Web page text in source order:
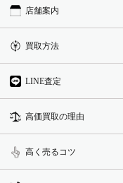
店舗案内
買取方法
LINE査定
高価買取の理由
高く売るコツ